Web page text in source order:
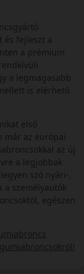
és fejleszt a
a prémium
a legmagasabb
is elérhető
első
az európai
az új
a legjobbak
szó nyári-,
a személyautók
egészen